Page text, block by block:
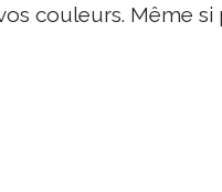
couleurs. Même